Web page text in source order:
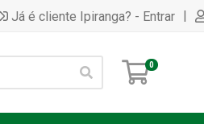
Já é cliente Ipiranga? - Entrar |
0